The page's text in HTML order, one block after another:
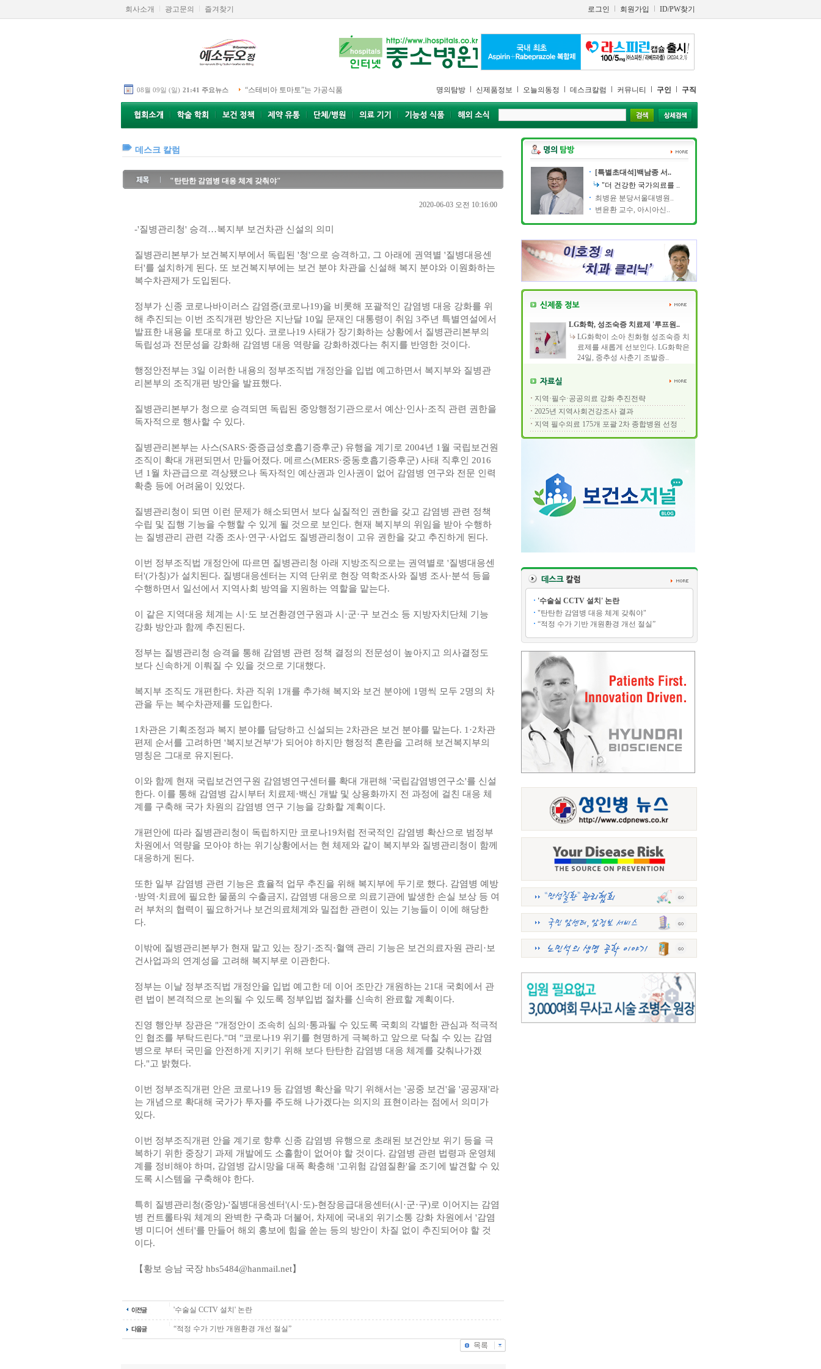
회사소개 광고문의 즐겨찾기 로그인 회원가입 ID/PW찾기
08월 09일 (일) 21:41 주요뉴스 “스테비아 토마토”는 가공식품 명의탐방 신제품정보 오늘의동정 데스크칼럼 커뮤니티 구인 구직
데스크 칼럼
"탄탄한 감염병 대응 체계 갖춰야"
2020-06-03 오전 10:16:00
-'질병관리청' 승격…복지부 보건차관 신설의 의미
질병관리본부가 보건복지부에서 독립된 '청'으로 승격하고, 그 아래에 권역별 '질병대응센
터'를 설치하게 된다. 또 보건복지부에는 보건 분야 차관을 신설해 복지 분야와 이원화하는
복수차관제가 도입된다.
정부가 신종 코로나바이러스 감염증(코로나19)을 비롯해 포괄적인 감염병 대응 강화를 위
해 추진되는 이번 조직개편 방안은 지난달 10일 문재인 대통령이 취임 3주년 특별연설에서
발표한 내용을 토대로 하고 있다. 코로나19 사태가 장기화하는 상황에서 질병관리본부의
독립성과 전문성을 강화해 감염병 대응 역량을 강화하겠다는 취지를 반영한 것이다.
행정안전부는 3일 이러한 내용의 정부조직법 개정안을 입법 예고하면서 복지부와 질병관
리본부의 조직개편 방안을 발표했다.
질병관리본부가 청으로 승격되면 독립된 중앙행정기관으로서 예산·인사·조직 관련 권한을
독자적으로 행사할 수 있다.
질병관리본부는 사스(SARS·중증급성호흡기증후군) 유행을 계기로 2004년 1월 국립보건원
조직이 확대 개편되면서 만들어졌다. 메르스(MERS·중동호흡기증후군) 사태 직후인 2016
년 1월 차관급으로 격상됐으나 독자적인 예산권과 인사권이 없어 감염병 연구와 전문 인력
확충 등에 어려움이 있었다.
질병관리청이 되면 이런 문제가 해소되면서 보다 실질적인 권한을 갖고 감염병 관련 정책
수립 및 집행 기능을 수행할 수 있게 될 것으로 보인다. 현재 복지부의 위임을 받아 수행하
는 질병관리 관련 각종 조사·연구·사업도 질병관리청이 고유 권한을 갖고 추진하게 된다.
이번 정부조직법 개정안에 따르면 질병관리청 아래 지방조직으로는 권역별로 '질병대응센
터'(가칭)가 설치된다. 질병대응센터는 지역 단위로 현장 역학조사와 질병 조사·분석 등을
수행하면서 일선에서 지역사회 방역을 지원하는 역할을 맡는다.
이 같은 지역대응 체계는 시·도 보건환경연구원과 시·군·구 보건소 등 지방자치단체 기능
강화 방안과 함께 추진된다.
정부는 질병관리청 승격을 통해 감염병 관련 정책 결정의 전문성이 높아지고 의사결정도
보다 신속하게 이뤄질 수 있을 것으로 기대했다.
복지부 조직도 개편한다. 차관 직위 1개를 추가해 복지와 보건 분야에 1명씩 모두 2명의 차
관을 두는 복수차관제를 도입한다.
1차관은 기획조정과 복지 분야를 담당하고 신설되는 2차관은 보건 분야를 맡는다. 1·2차관
편제 순서를 고려하면 '복지보건부'가 되어야 하지만 행정적 혼란을 고려해 보건복지부의
명칭은 그대로 유지된다.
이와 함께 현재 국립보건연구원 감염병연구센터를 확대 개편해 '국립감염병연구소'를 신설
한다. 이를 통해 감염병 감시부터 치료제·백신 개발 및 상용화까지 전 과정에 걸친 대응 체
계를 구축해 국가 차원의 감염병 연구 기능을 강화할 계획이다.
개편안에 따라 질병관리청이 독립하지만 코로나19처럼 전국적인 감염병 확산으로 범정부
차원에서 역량을 모아야 하는 위기상황에서는 현 체제와 같이 복지부와 질병관리청이 함께
대응하게 된다.
또한 일부 감염병 관련 기능은 효율적 업무 추진을 위해 복지부에 두기로 했다. 감염병 예방
·방역·치료에 필요한 물품의 수출금지, 감염병 대응으로 의료기관에 발생한 손실 보상 등 여
러 부처의 협력이 필요하거나 보건의료체계와 밀접한 관련이 있는 기능들이 이에 해당한
다.
이밖에 질병관리본부가 현재 맡고 있는 장기·조직·혈액 관리 기능은 보건의료자원 관리·보
건사업과의 연계성을 고려해 복지부로 이관한다.
정부는 이날 정부조직법 개정안을 입법 예고한 데 이어 조만간 개원하는 21대 국회에서 관
련 법이 본격적으로 논의될 수 있도록 정부입법 절차를 신속히 완료할 계획이다.
진영 행안부 장관은 "개정안이 조속히 심의·통과될 수 있도록 국회의 각별한 관심과 적극적
인 협조를 부탁드린다."며 "코로나19 위기를 현명하게 극복하고 앞으로 닥칠 수 있는 감염
병으로 부터 국민을 안전하게 지키기 위해 보다 탄탄한 감염병 대응 체계를 갖춰나가겠
다."고 밝혔다.
이번 정부조직개편 안은 코로나19 등 감염병 확산을 막기 위해서는 '공중 보건'을 '공공재'라
는 개념으로 확대해 국가가 투자를 주도해 나가겠다는 의지의 표현이라는 점에서 의미가
있다.
이번 정부조직개편 안을 계기로 향후 신종 감염병 유행으로 초래된 보건안보 위기 등을 극
복하기 위한 중장기 과제 개발에도 소홀함이 없어야 할 것이다. 감염병 관련 법령과 운영체
계를 정비해야 하며, 감염병 감시망을 대폭 확충해 '고위험 감염질환'을 조기에 발견할 수 있
도록 시스템을 구축해야 한다.
특히 질병관리청(중앙)-'질병대응센터'(시·도)-현장응급대응센터(시·군·구)로 이어지는 감염
병 컨트롤타워 체계의 완벽한 구축과 더불어, 차제에 국내외 위기소통 강화 차원에서 '감염
병 미디어 센터'를 만들어 해외 홍보에 힘을 쏟는 등의 방안이 차질 없이 추진되어야 할 것
이다.
【황보 승남 국장 hbs5484@hanmail.net】
'수술실 CCTV 설치' 논란
“적정 수가 기반 개원환경 개선 절실”
[특별초대석]백남종 서..
"더 건강한 국가의료를 ..
최병윤 분당서울대병원..
변윤환 교수, 아시아신..
LG화학, 성조숙증 치료제 '루프원..
LG화학이 소아 친화형 성조숙증 치
료제를 새롭게 선보인다. LG화학은
24일, 중추성 사춘기 조발증..
지역·필수·공공의료 강화 추진전략
2025년 지역사회건강조사 결과
지역 필수의료 175개 포괄 2차 종합병원 선정
'수술실 CCTV 설치' 논란
"탄탄한 감염병 대응 체계 갖춰야"
“적정 수가 기반 개원환경 개선 절실”